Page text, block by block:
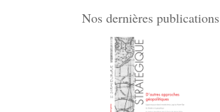
Nos dernières publications